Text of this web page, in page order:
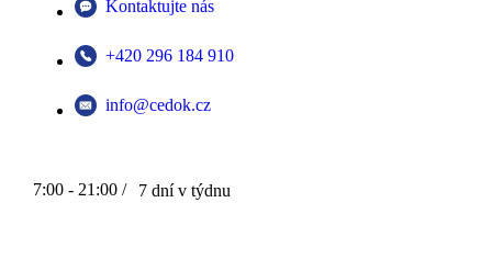
Kontaktujte nás
+420 296 184 910
info@cedok.cz
7:00 - 21:00 / 7 dní v týdnu